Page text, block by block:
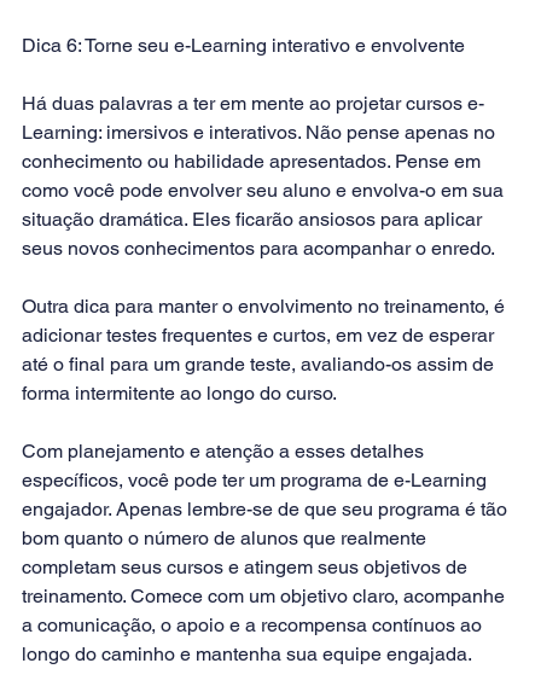
Dica 6: Torne seu e-Learning interativo e envolvente
Há duas palavras a ter em mente ao projetar cursos e-
Learning: imersivos e interativos. Não pense apenas no
conhecimento ou habilidade apresentados. Pense em
como você pode envolver seu aluno e envolva-o em sua
situação dramática. Eles ficarão ansiosos para aplicar
seus novos conhecimentos para acompanhar o enredo.
Outra dica para manter o envolvimento no treinamento, é
adicionar testes frequentes e curtos, em vez de esperar
até o final para um grande teste, avaliando-os assim de
forma intermitente ao longo do curso.
Com planejamento e atenção a esses detalhes
específicos, você pode ter um programa de e-Learning
engajador. Apenas lembre-se de que seu programa é tão
bom quanto o número de alunos que realmente
completam seus cursos e atingem seus objetivos de
treinamento. Comece com um objetivo claro, acompanhe
a comunicação, o apoio e a recompensa contínuos ao
longo do caminho e mantenha sua equipe engajada.